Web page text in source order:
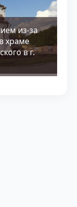
из-за
храме
в г.